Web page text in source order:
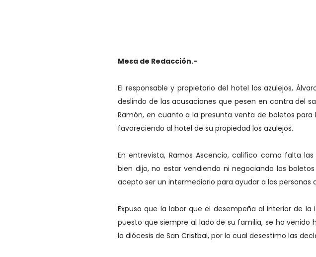
Mesa de Redacción.-
El responsable y propietario del hotel los azulejos,
deslindo de las acusaciones que pesen en contra del
Ramón, en cuanto a la presunta venta de boletos
favoreciendo al hotel de su propiedad los azulejos.
En entrevista, Ramos Ascencio, califico como falta
bien dijo, no estar vendiendo ni negociando los
acepto ser un intermediario para ayudar a las personas
Expuso que la labor que el desempeña al interior de la
puesto que siempre al lado de su familia, se ha venido
la diócesis de San Cristbal, por lo cual desestimo las